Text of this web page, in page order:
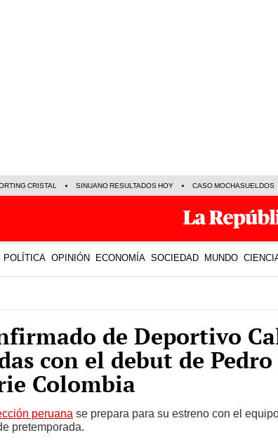
CRISTAL SINUANO RESULTADOS HOY CASO MOCHASUELDOS
POLÍTICA OPINIÓN ECONOMÍA SOCIEDAD MUNDO
de Deportivo
con el debut de
Colombia
peruana se prepara para su estreno con el
pretemporada.